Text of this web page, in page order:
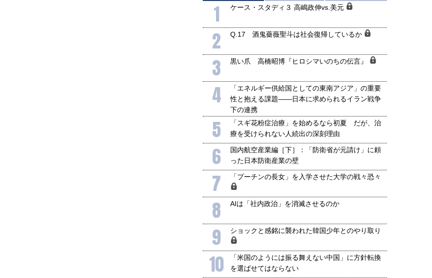
1 ケース・スタディ３ 高嶋政伸vs.美元
2 Q.17 酒鬼薔薇聖斗は社会復帰しているか
3 黒い爪 高橋昭博『ヒロシマいのちの伝言』
4
「エネルギー供給国としての東南アジア」の重要
性と抱える課題――日本に求められるイラン戦争
下の連携
5
「スギ花粉症治療」を始めるなら初夏 だが、治
療を受けられない人続出の深刻理由
6
国内航空産業編［下］：「防衛省が元請け」に頼
った日本防衛産業の壁
7 「プーチンの長女」を入学させた大学の戦々恐々
8 AIは「社内政治」を消滅させるのか
9 ショックと感銘に襲われた韓国少年とのやり取り
10
「米国のようには振る舞えない中国」に方針転換
を選ばせてはならない